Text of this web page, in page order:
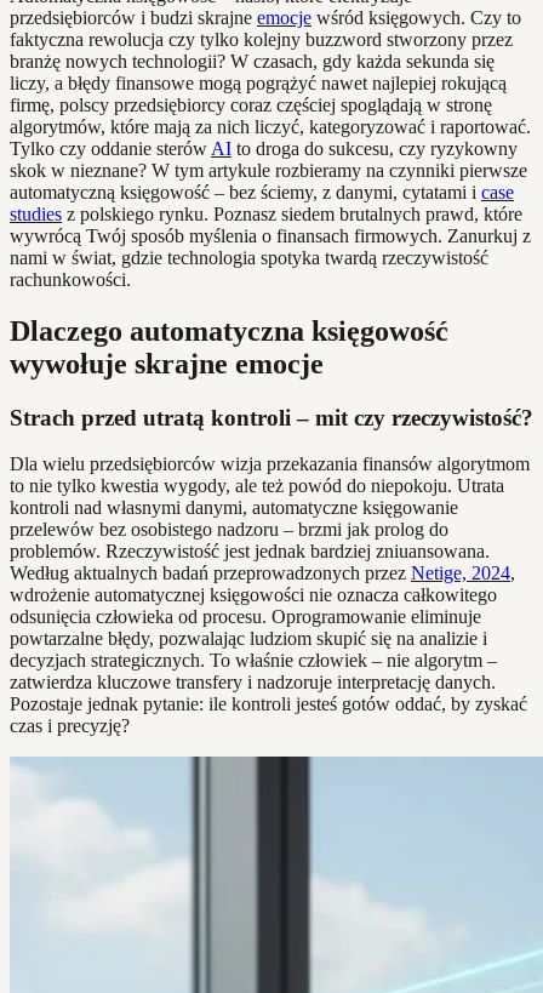
przedsiębiorców i budzi skrajne emocje wśród księgowych. Czy to
faktyczna rewolucja czy tylko kolejny buzzword stworzony przez
branżę nowych technologii? W czasach, gdy każda sekunda się
liczy, a błędy finansowe mogą pogrążyć nawet najlepiej rokującą
firmę, polscy przedsiębiorcy coraz częściej spoglądają w stronę
algorytmów, które mają za nich liczyć, kategoryzować i raportować.
Tylko czy oddanie sterów AI to droga do sukcesu, czy ryzykowny
skok w nieznane? W tym artykule rozbieramy na czynniki pierwsze
automatyczną księgowość – bez ściemy, z danymi, cytatami i case
studies z polskiego rynku. Poznasz siedem brutalnych prawd, które
wywrócą Twój sposób myślenia o finansach firmowych. Zanurkuj z
nami w świat, gdzie technologia spotyka twardą rzeczywistość
rachunkowości.
Dlaczego automatyczna księgowość
wywołuje skrajne emocje
Strach przed utratą kontroli – mit czy rzeczywistość?
Dla wielu przedsiębiorców wizja przekazania finansów algorytmom
to nie tylko kwestia wygody, ale też powód do niepokoju. Utrata
kontroli nad własnymi danymi, automatyczne księgowanie
przelewów bez osobistego nadzoru – brzmi jak prolog do
problemów. Rzeczywistość jest jednak bardziej zniuansowana.
Według aktualnych badań przeprowadzonych przez Netige, 2024,
wdrożenie automatycznej księgowości nie oznacza całkowitego
odsunięcia człowieka od procesu. Oprogramowanie eliminuje
powtarzalne błędy, pozwalając ludziom skupić się na analizie i
decyzjach strategicznych. To właśnie człowiek – nie algorytm –
zatwierdza kluczowe transfery i nadzoruje interpretację danych.
Pozostaje jednak pytanie: ile kontroli jesteś gotów oddać, by zyskać
czas i precyzję?